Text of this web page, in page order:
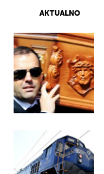
AKTUALNO